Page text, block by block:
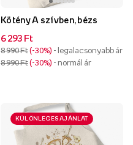
Kötény A szívben, bézs
6 293 Ft
8 990 Ft -30% - legalacsonyabb ár
8 990 Ft -30% - normál ár
KÜLÖNLEGES AJÁNLAT